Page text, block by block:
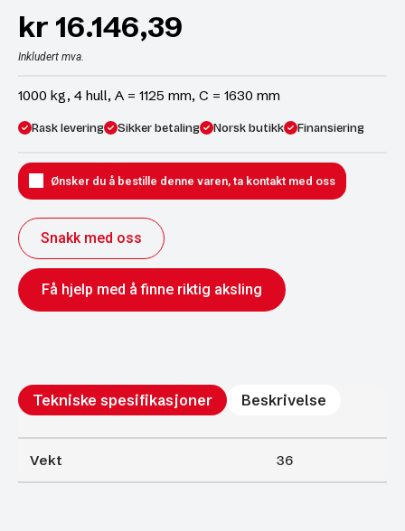
kr 16.146,39
Inkludert mva.
1000 kg, 4 hull, A = 1125 mm, C = 1630 mm
Rask levering Sikker betaling Norsk butikk Finansiering
Ønsker du å bestille denne varen, ta kontakt med oss
Snakk med oss
Få hjelp med å finne riktig aksling
Tekniske spesifikasjoner Beskrivelse
Vekt 36